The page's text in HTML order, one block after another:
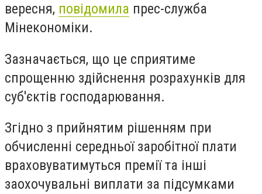
вересня, повідомила прес-служба
Мінекономіки.
Зазначається, що це сприятиме
спрощенню здійснення розрахунків для
суб'єктів господарювання.
Згідно з прийнятим рішенням при
обчисленні середньої заробітної плати
враховуватимуться премії та інші
заохочувальні виплати за підсумками